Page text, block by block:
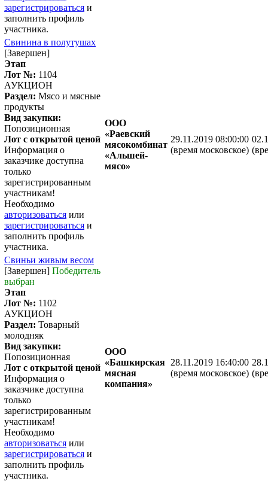
зарегистрироваться и
заполнить профиль
участника.
Свинина в полутушах
[Завершен]
Этап
Лот №: 1104
АУКЦИОН
Раздел: Мясо и мясные
продукты
Вид закупки:
Попозиционная
Лот с открытой ценой
Информация о
заказчике доступна
только
зарегистрированным
участникам!
Необходимо
авторизоваться или
зарегистрироваться и
заполнить профиль
участника.
ООО
«Раевский
мясокомбинат
«Альшей-
мясо»
29.11.2019 08:00:00
(время московское)
Свиньи живым весом
[Завершен] Победитель
выбран
Этап
Лот №: 1102
АУКЦИОН
Раздел: Товарный
молодняк
Вид закупки:
Попозиционная
Лот с открытой ценой
Информация о
заказчике доступна
только
зарегистрированным
участникам!
Необходимо
авторизоваться или
зарегистрироваться и
заполнить профиль
участника.
ООО
«Башкирская
мясная
компания»
28.11.2019 16:40:00
(время московское)